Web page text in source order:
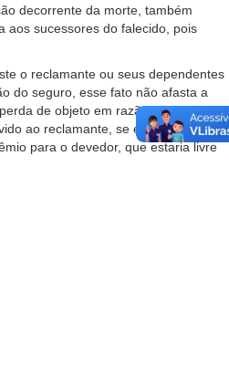
decorrente da morte, também
aos sucessores do falecido, pois
o reclamante ou seus dependentes
do seguro, esse fato não afasta a
de objeto em razão do
ao reclamante, se estivesse vivo, a
para o devedor, que estaria livre